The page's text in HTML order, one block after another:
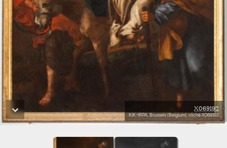
X069192
KIK-IRPA, Brussels (Belgium), cliché X069192